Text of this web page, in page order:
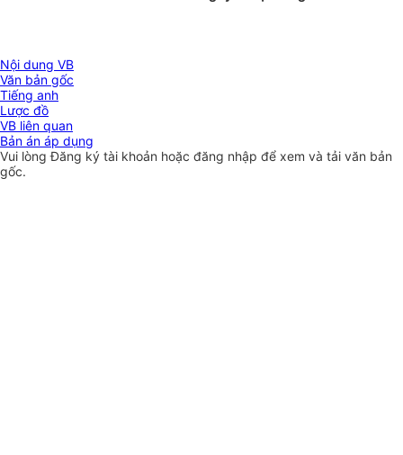
Nội dung VB
Văn bản gốc
Tiếng anh
Lược đồ
VB liên quan
Bản án áp dụng
Vui lòngĐăng ký tài khoản hoặc đăng nhập để xem và tải văn bản
gốc.